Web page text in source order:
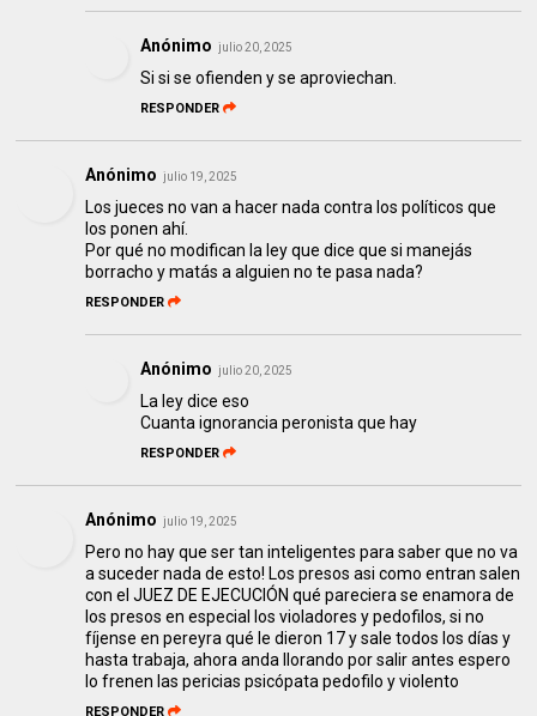
Anónimo julio 20, 2025
Si si se ofienden y se aproviechan.
RESPONDER
Anónimo julio 19, 2025
Los jueces no van a hacer nada contra los políticos que
los ponen ahí.
Por qué no modifican la ley que dice que si manejás
borracho y matás a alguien no te pasa nada?
RESPONDER
Anónimo julio 20, 2025
La ley dice eso
Cuanta ignorancia peronista que hay
RESPONDER
Anónimo julio 19, 2025
Pero no hay que ser tan inteligentes para saber que no va
a suceder nada de esto! Los presos asi como entran salen
con el JUEZ DE EJECUCIÓN qué pareciera se enamora de
los presos en especial los violadores y pedofilos, si no
fíjense en pereyra qué le dieron 17 y sale todos los días y
hasta trabaja, ahora anda llorando por salir antes espero
lo frenen las pericias psicópata pedofilo y violento
RESPONDER